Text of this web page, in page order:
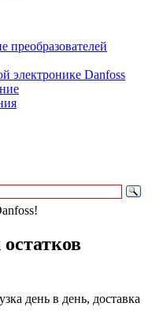
преобразователей
электронике Danfoss
день в день, доставка